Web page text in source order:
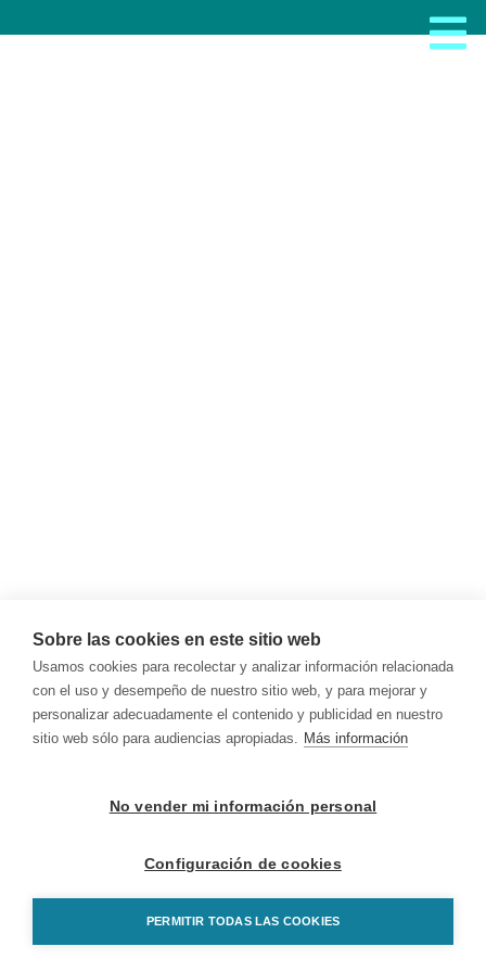
Sobre las cookies en este sitio web
Usamos cookies para recolectar y analizar información relacionada
con el uso y desempeño de nuestro sitio web, y para mejorar y
personalizar adecuadamente el contenido y publicidad en nuestro
sitio web sólo para audiencias apropiadas. Más información
No vender mi información personal
Configuración de cookies
PERMITIR TODAS LAS COOKIES